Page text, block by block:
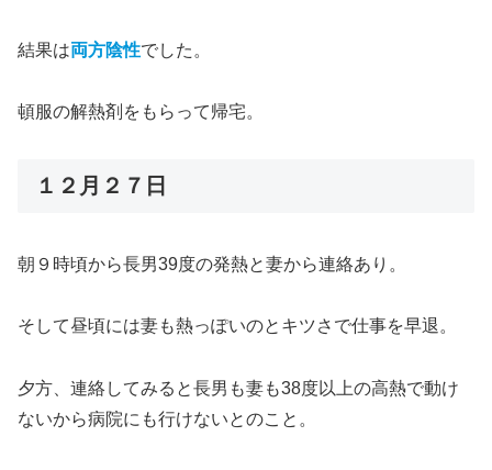
結果は両方陰性でした。
頓服の解熱剤をもらって帰宅。
１２月２７日
朝９時頃から長男39度の発熱と妻から連絡あり。
そして昼頃には妻も熱っぽいのとキツさで仕事を早退。
夕方、連絡してみると長男も妻も38度以上の高熱で動け
ないから病院にも行けないとのこと。